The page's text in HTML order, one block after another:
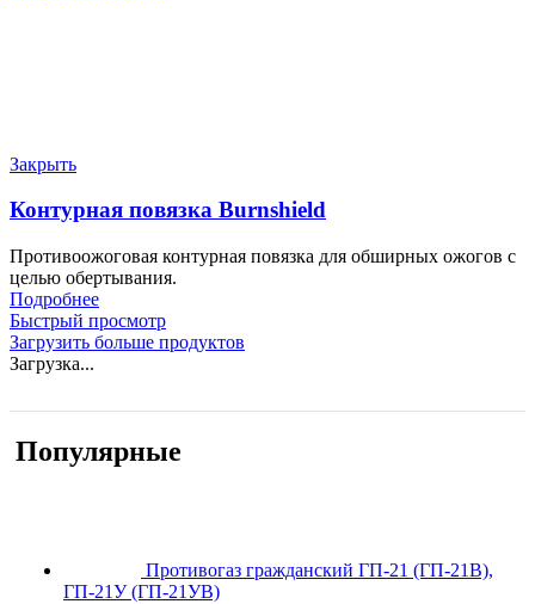
Закрыть
Контурная повязка Burnshield
Противоожоговая контурная повязка для обширных ожогов с
целью обертывания.
Подробнее
Быстрый просмотр
Загрузить больше продуктов
Загрузка...
Популярные
Противогаз гражданский ГП-21 (ГП-21В),
ГП-21У (ГП-21УВ)